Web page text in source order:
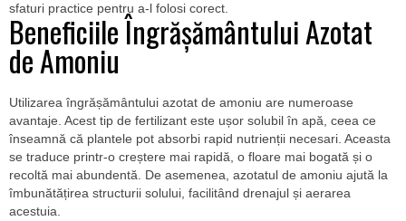
sfaturi practice pentru a-l folosi corect.
Beneficiile Îngrășământului Azotat
de Amoniu
Utilizarea îngrășământului azotat de amoniu are numeroase
avantaje. Acest tip de fertilizant este ușor solubil în apă, ceea ce
înseamnă că plantele pot absorbi rapid nutrienții necesari. Aceasta
se traduce printr-o creștere mai rapidă, o floare mai bogată și o
recoltă mai abundentă. De asemenea, azotatul de amoniu ajută la
îmbunătățirea structurii solului, facilitând drenajul și aerarea
acestuia.